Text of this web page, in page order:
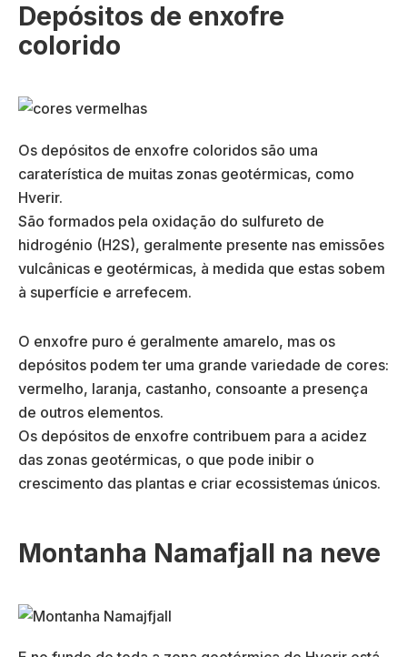
Depósitos de enxofre
colorido
Os depósitos de enxofre coloridos são uma
caraterística de muitas zonas geotérmicas, como
Hverir.
São formados pela oxidação do sulfureto de
hidrogénio (H2S), geralmente presente nas emissões
vulcânicas e geotérmicas, à medida que estas sobem
à superfície e arrefecem.
O enxofre puro é geralmente amarelo, mas os
depósitos podem ter uma grande variedade de cores:
vermelho, laranja, castanho, consoante a presença
de outros elementos.
Os depósitos de enxofre contribuem para a acidez
das zonas geotérmicas, o que pode inibir o
crescimento das plantas e criar ecossistemas únicos.
Montanha Namafjall na neve